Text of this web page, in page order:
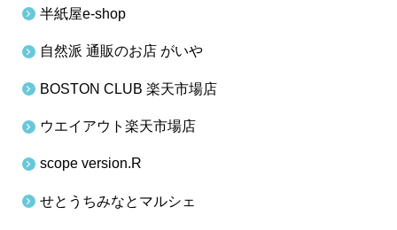
半紙屋e-shop
自然派 通販のお店 がいや
BOSTON CLUB 楽天市場店
ウエイアウト楽天市場店
scope version.R
せとうちみなとマルシェ